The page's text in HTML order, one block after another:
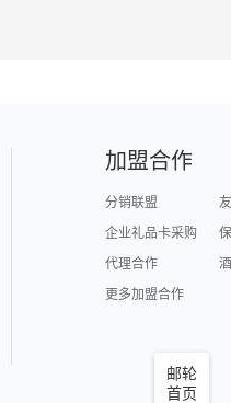
邮轮
首页
加盟合作
分销联盟
企业礼品卡采购
代理合作
更多加盟合作